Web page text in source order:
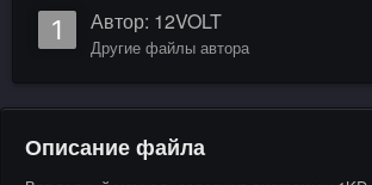
Автор: 12VOLT
Другие файлы автора
Описание файла